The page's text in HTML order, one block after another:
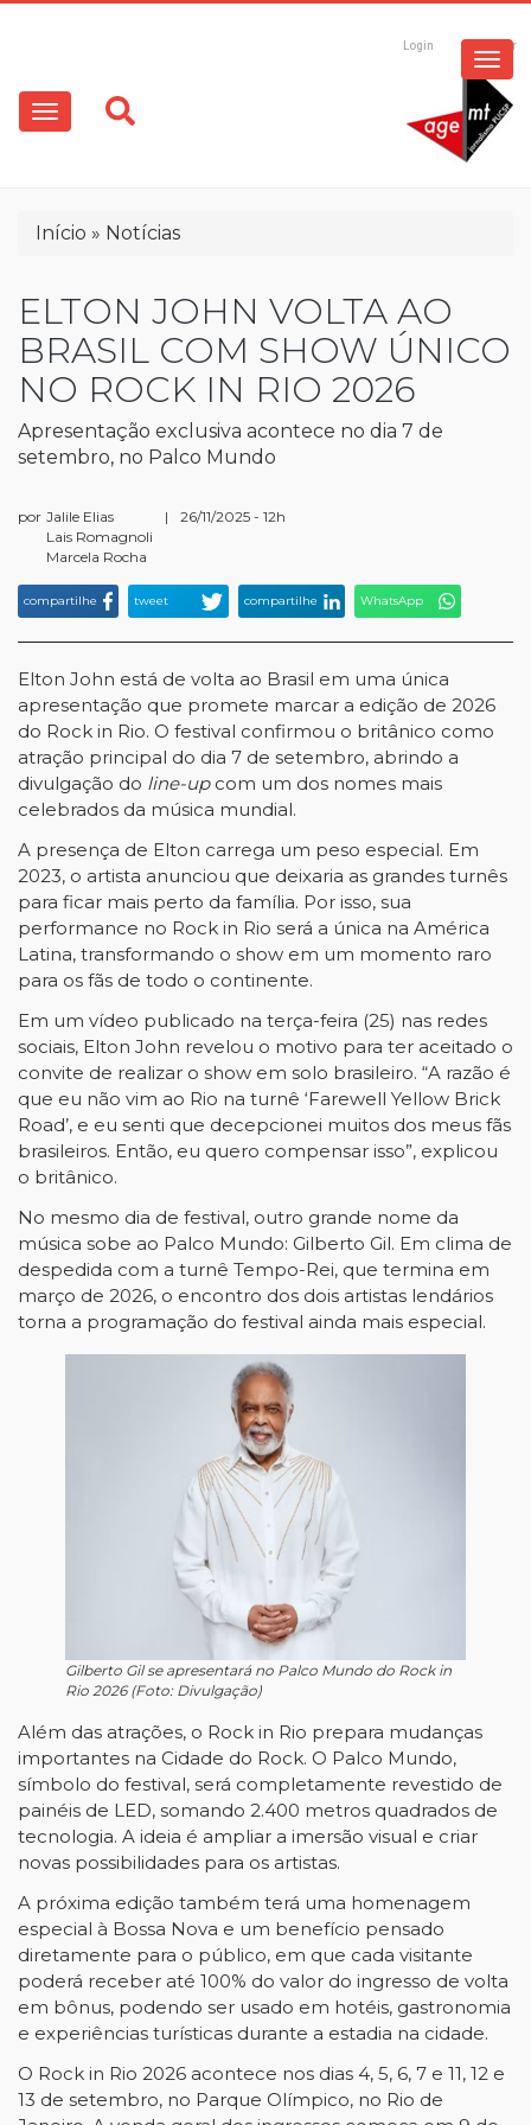
conteúdo
principal
Login Registrar
Main
navigation
Trilha
navegação
Início Notícias
ELTON JOHN VOLTA AO
BRASIL COM SHOW ÚNICO
NO ROCK IN RIO 2026
Apresentação exclusiva acontece no dia 7 de
setembro, no Palco Mundo
por Jalile Elias
Lais Romagnoli
Marcela Rocha
| 26/11/2025 - 12h
compartilhe tweet compartilhe WhatsApp
Elton John está de volta ao Brasil em uma única
apresentação que promete marcar a edição de 2026
do Rock in Rio. O festival confirmou o britânico como
atração principal do dia 7 de setembro, abrindo a
divulgação do line-up com um dos nomes mais
celebrados da música mundial.
A presença de Elton carrega um peso especial. Em
2023, o artista anunciou que deixaria as grandes turnês
para ficar mais perto da família. Por isso, sua
performance no Rock in Rio será a única na América
Latina, transformando o show em um momento raro
para os fãs de todo o continente.
Em um vídeo publicado na terça-feira (25) nas redes
sociais, Elton John revelou o motivo para ter aceitado o
convite de realizar o show em solo brasileiro. “A razão é
que eu não vim ao Rio na turnê ‘Farewell Yellow Brick
Road’, e eu senti que decepcionei muitos dos meus fãs
brasileiros. Então, eu quero compensar isso”, explicou
o britânico.
No mesmo dia de festival, outro grande nome da
música sobe ao Palco Mundo: Gilberto Gil. Em clima de
despedida com a turnê Tempo-Rei, que termina em
março de 2026, o encontro dos dois artistas lendários
torna a programação do festival ainda mais especial.
Gilberto Gil se apresentará no Palco Mundo do Rock in
Rio 2026 (Foto: Divulgação)
Além das atrações, o Rock in Rio prepara mudanças
importantes na Cidade do Rock. O Palco Mundo,
símbolo do festival, será completamente revestido de
painéis de LED, somando 2.400 metros quadrados de
tecnologia. A ideia é ampliar a imersão visual e criar
novas possibilidades para os artistas.
A próxima edição também terá uma homenagem
especial à Bossa Nova e um benefício pensado
diretamente para o público, em que cada visitante
poderá receber até 100% do valor do ingresso de volta
em bônus, podendo ser usado em hotéis, gastronomia
e experiências turísticas durante a estadia na cidade.
O Rock in Rio 2026 acontece nos dias 4, 5, 6, 7 e 11, 12 e
13 de setembro, no Parque Olímpico, no Rio de